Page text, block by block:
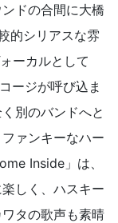
ドの合間に大橋
的シリアスな雰
ーカルとして
ージが呼び込ま
別のバンドへと
ァンキーなハー
Inside」は、
しく、ハスキー
タの歌声も素晴